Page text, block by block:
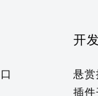
开
悬
插